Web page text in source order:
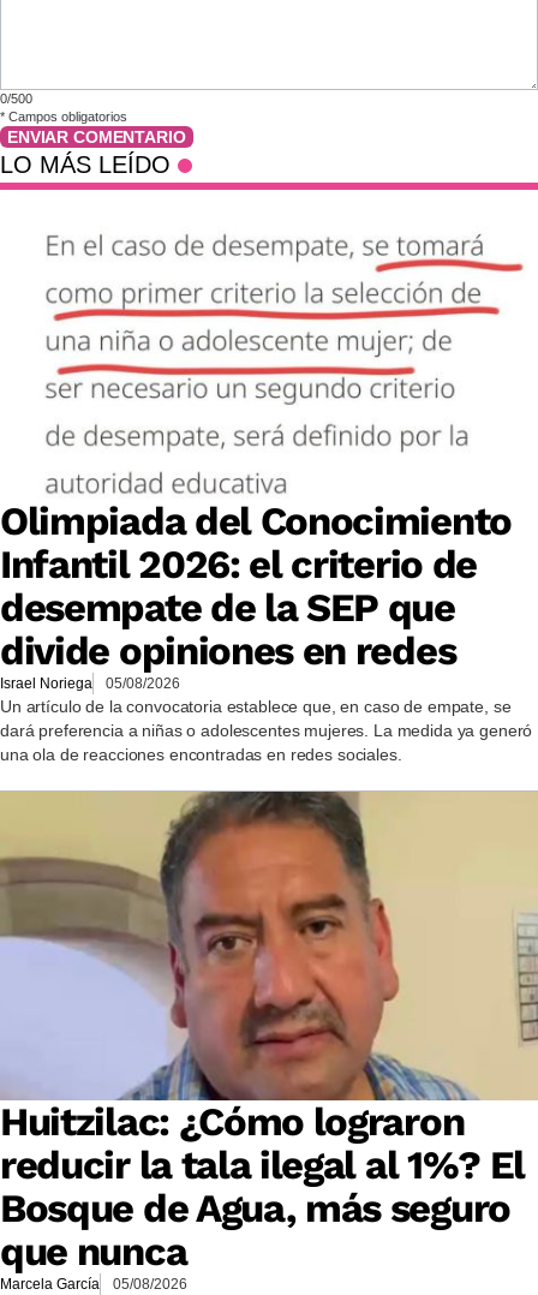
0/500
* Campos obligatorios
ENVIAR COMENTARIO
LO MÁS LEÍDO
Olimpiada del Conocimiento
Infantil 2026: el criterio de
desempate de la SEP que
divide opiniones en redes
Israel Noriega 05/08/2026
Un artículo de la convocatoria establece que, en caso de empate, se
dará preferencia a niñas o adolescentes mujeres. La medida ya generó
una ola de reacciones encontradas en redes sociales.
Huitzilac: ¿Cómo lograron
reducir la tala ilegal al 1%? El
Bosque de Agua, más seguro
que nunca
Marcela García 05/08/2026